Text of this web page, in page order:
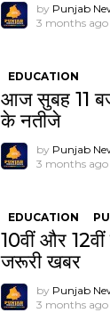
by Punjab
3 months ago
EDUCATION
आज सुबह 11 बजे
के नतीजे
by Punjab
3 months ago
EDUCATION
10वीं और 12वीं
जरूरी खबर
by Punjab
3 months ago